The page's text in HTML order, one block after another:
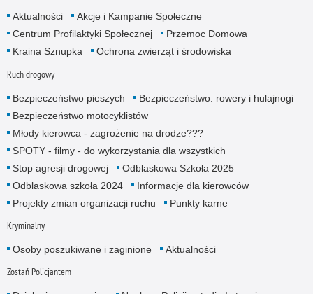
Aktualności
Akcje i Kampanie Społeczne
Centrum Profilaktyki Społecznej
Przemoc Domowa
Kraina Sznupka
Ochrona zwierząt i środowiska
Ruch drogowy
Bezpieczeństwo pieszych
Bezpieczeństwo: rowery i hulajnogi
Bezpieczeństwo motocyklistów
Młody kierowca - zagrożenie na drodze???
SPOTY - filmy - do wykorzystania dla wszystkich
Stop agresji drogowej
Odblaskowa Szkoła 2025
Odblaskowa szkoła 2024
Informacje dla kierowców
Projekty zmian organizacji ruchu
Punkty karne
Kryminalny
Osoby poszukiwane i zaginione Aktualności
Zostań Policjantem